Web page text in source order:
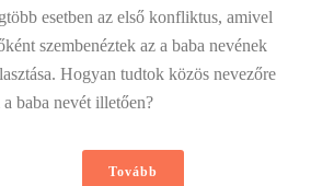
esetben az első konfliktus, amivel
szembenéztek az a baba nevének
Hogyan tudtok közös nevezőre
baba nevét illetően?
Tovább